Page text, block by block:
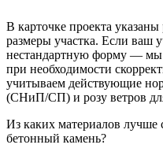
В карточке проекта
размеры участка. Если ваш
нестандартную форму — мы
при необходимости
учитываем действующие
(СНиП/СП) и розу ветров
Из каких материалов лучше
бетонный камень?